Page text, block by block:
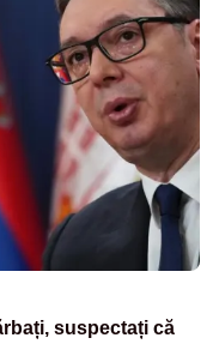
suspectați că